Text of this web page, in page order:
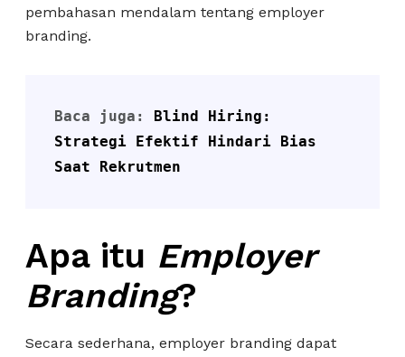
pembahasan mendalam tentang employer
branding.
Baca juga:
Blind Hiring:
Strategi Efektif Hindari Bias
Saat Rekrutmen
Apa itu Employer
Branding?
Secara sederhana, employer branding dapat